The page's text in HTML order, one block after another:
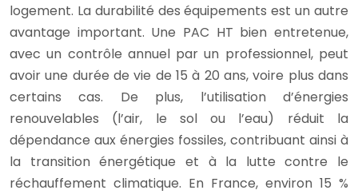
logement. La durabilité des équipements est un autre
avantage important. Une PAC HT bien entretenue,
avec un contrôle annuel par un professionnel, peut
avoir une durée de vie de 15 à 20 ans, voire plus dans
certains cas. De plus, l’utilisation d’énergies
renouvelables (l’air, le sol ou l’eau) réduit la
dépendance aux énergies fossiles, contribuant ainsi à
la transition énergétique et à la lutte contre le
réchauffement climatique. En France, environ 15 %